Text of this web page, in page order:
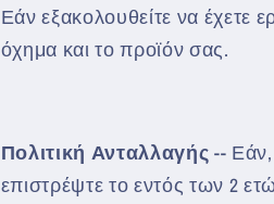
Εάν εξακολουθείτε να έχετε
όχημα και το προϊόν σας.
Πολιτική Ανταλλαγής --
επιστρέψτε το εντός των 2